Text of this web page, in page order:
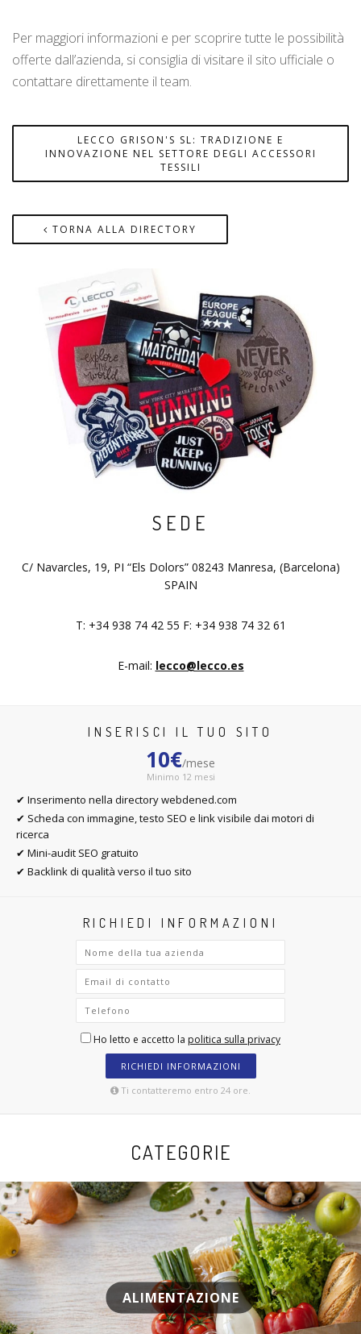
Per maggiori informazioni e per scoprire tutte le possibilità
offerte dall’azienda, si consiglia di visitare il sito ufficiale o
contattare direttamente il team.
LECCO GRISON'S SL: TRADIZIONE E
INNOVAZIONE NEL SETTORE DEGLI ACCESSORI
TESSILI
TORNA ALLA DIRECTORY
SEDE
C/ Navarcles, 19, PI “Els Dolors” 08243 Manresa, (Barcelona)
SPAIN
T: +34 938 74 42 55 F: +34 938 74 32 61
E-mail: lecco@lecco.es
INSERISCI IL TUO SITO
10€/mese
Minimo 12 mesi
✔ Inserimento nella directory webdened.com
✔ Scheda con immagine, testo SEO e link visibile dai motori di
ricerca
✔ Mini-audit SEO gratuito
✔ Backlink di qualità verso il tuo sito
RICHIEDI INFORMAZIONI
Ho letto e accetto la politica sulla privacy
RICHIEDI INFORMAZIONI
Ti contatteremo entro 24 ore.
CATEGORIE
ALIMENTAZIONE